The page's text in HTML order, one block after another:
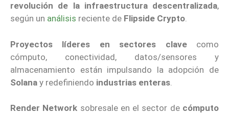
revolución de la infraestructura descentralizada,
según un análisis reciente de Flipside Crypto.
Proyectos líderes en sectores clavecomo
cómputo, conectividad, datos/sensores y
almacenamiento están impulsando la adopción de
Solana y redefiniendo industrias enteras
Render Network sobresale en el sector de cómputo